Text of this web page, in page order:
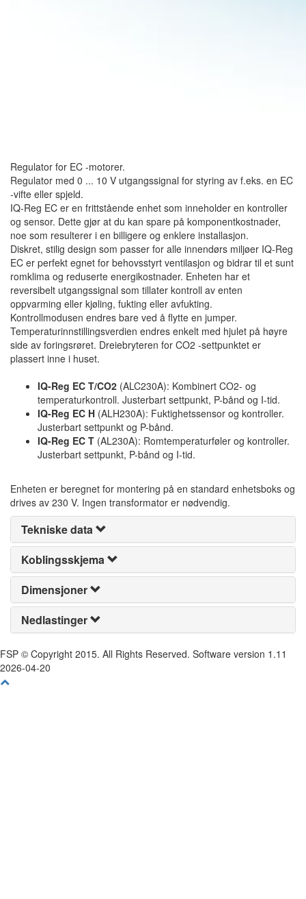
Regulator for EC -motorer.
Regulator med 0 ... 10 V utgangssignal for styring av f.eks. en EC
-vifte eller spjeld.
IQ-Reg EC er en frittstående enhet som inneholder en kontroller
og sensor. Dette gjør at du kan spare på komponentkostnader,
noe som resulterer i en billigere og enklere installasjon.
Diskret, stilig design som passer for alle innendørs miljøer IQ-Reg
EC er perfekt egnet for behovsstyrt ventilasjon og bidrar til et sunt
romklima og reduserte energikostnader. Enheten har et
reversibelt utgangssignal som tillater kontroll av enten
oppvarming eller kjøling, fukting eller avfukting.
Kontrollmodusen endres bare ved å flytte en jumper.
Temperaturinnstillingsverdien endres enkelt med hjulet på høyre
side av foringsrøret. Dreiebryteren for CO2 -settpunktet er
plassert inne i huset.
IQ-Reg EC T/CO2 (ALC230A): Kombinert CO2- og
temperaturkontroll. Justerbart settpunkt, P-bånd og I-tid.
IQ-Reg EC H (ALH230A): Fuktighetssensor og kontroller.
Justerbart settpunkt og P-bånd.
IQ-Reg EC T (AL230A): Romtemperaturføler og kontroller.
Justerbart settpunkt, P-bånd og I-tid.
Enheten er beregnet for montering på en standard enhetsboks og
drives av 230 V. Ingen transformator er nødvendig.
Tekniske data
Koblingsskjema
Dimensjoner
Nedlastinger
FSP © Copyright 2015. All Rights Reserved. Software version 1.11
2026-04-20